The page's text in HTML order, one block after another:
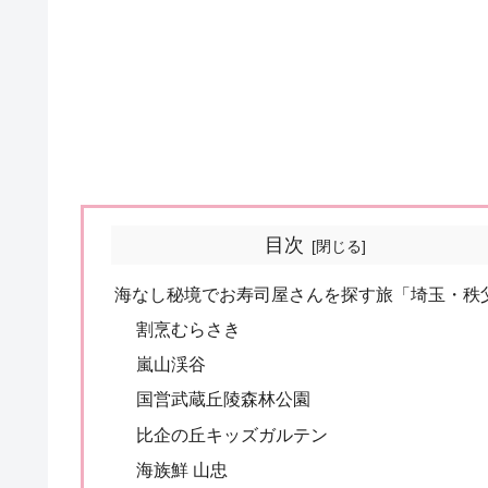
目次
海なし秘境でお寿司屋さんを探す旅「埼玉・秩
割烹むらさき
嵐山渓谷
国営武蔵丘陵森林公園
比企の丘キッズガルテン
海族鮮 山忠